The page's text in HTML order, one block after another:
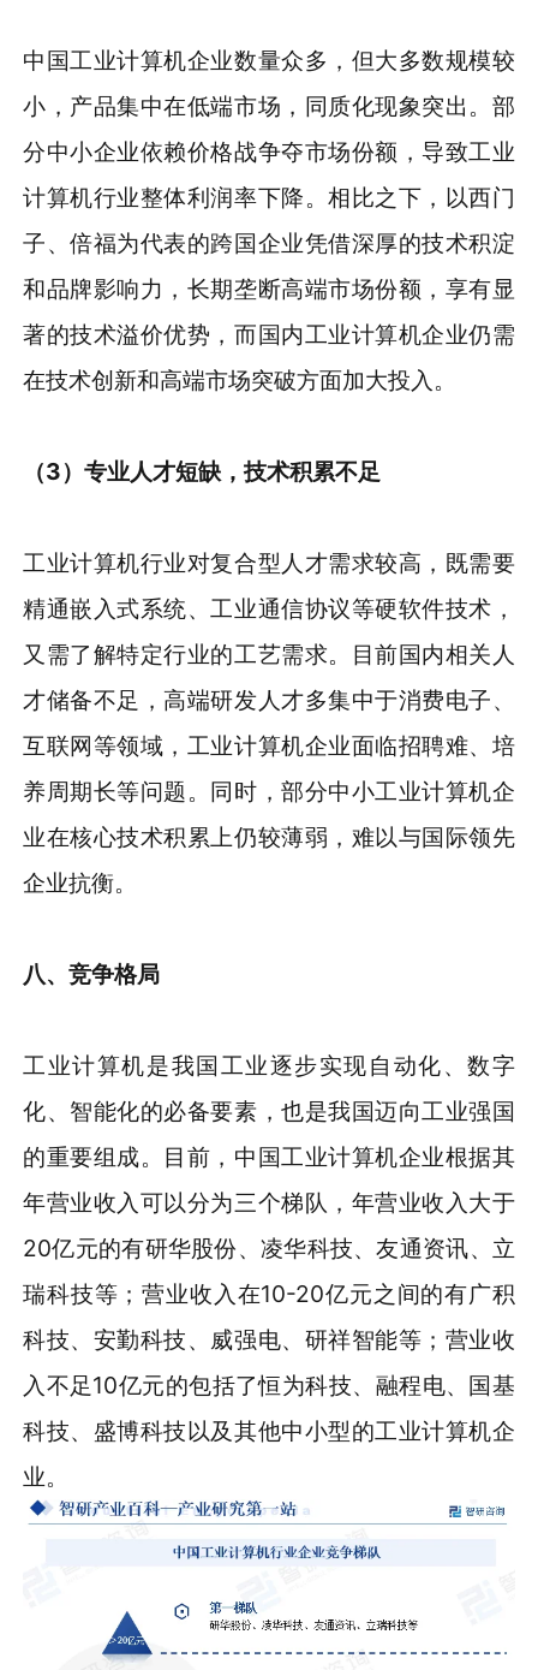
中国工业计算机企业数量众多，但大多数规模较
小，产品集中在低端市场，同质化现象突出。部
分中小企业依赖价格战争夺市场份额，导致工业
计算机行业整体利润率下降。相比之下，以西门
子、倍福为代表的跨国企业凭借深厚的技术积淀
和品牌影响力，长期垄断高端市场份额，享有显
著的技术溢价优势，而国内工业计算机企业仍需
在技术创新和高端市场突破方面加大投入。
（3）专业人才短缺，技术积累不足
工业计算机行业对复合型人才需求较高，既需要
精通嵌入式系统、工业通信协议等硬软件技术，
又需了解特定行业的工艺需求。目前国内相关人
才储备不足，高端研发人才多集中于消费电子、
互联网等领域，工业计算机企业面临招聘难、培
养周期长等问题。同时，部分中小工业计算机企
业在核心技术积累上仍较薄弱，难以与国际领先
企业抗衡。
八、竞争格局
工业计算机是我国工业逐步实现自动化、数字
化、智能化的必备要素，也是我国迈向工业强国
的重要组成。目前，中国工业计算机企业根据其
年营业收入可以分为三个梯队，年营业收入大于
20亿元的有研华股份、凌华科技、友通资讯、立
瑞科技等；营业收入在10-20亿元之间的有广积
科技、安勤科技、威强电、研祥智能等；营业收
入不足10亿元的包括了恒为科技、融程电、国基
科技、盛博科技以及其他中小型的工业计算机企
业。